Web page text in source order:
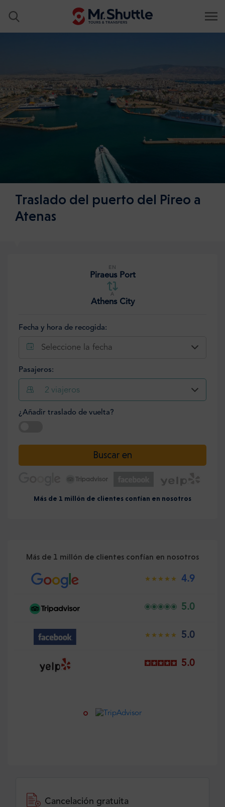
Traslado del puerto del Pireo a
Atenas
EN
Piraeus Port
A
Athens City
Fecha y hora de recogida:
Seleccione la fecha
Pasajeros:
2 viajeros
¿Añadir traslado de vuelta?
Buscar en
Más de 1 millón de clientes confían en nosotros
Más de 1 millón de clientes confían en nosotros
4.9
5.0
5.0
5.0
Cancelación gratuita